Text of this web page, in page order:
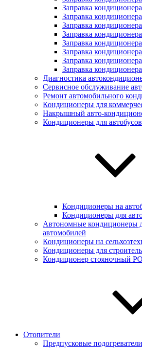
Заправка
Заправка
Заправка
Заправка
Заправка
Заправка
Заправка
Заправка
Диагностика
Сервисное обслуживание
Ремонт автомобильного
Кондиционеры для
Накрышный авто-
Кондиционеры для автобусов
Кондиционеры на
Кондиционеры для
Автономные кондиционеры
автомобилей
Кондиционеры на
Кондиционеры для
Кондиционер стояночный
Отопители
Предпусковые